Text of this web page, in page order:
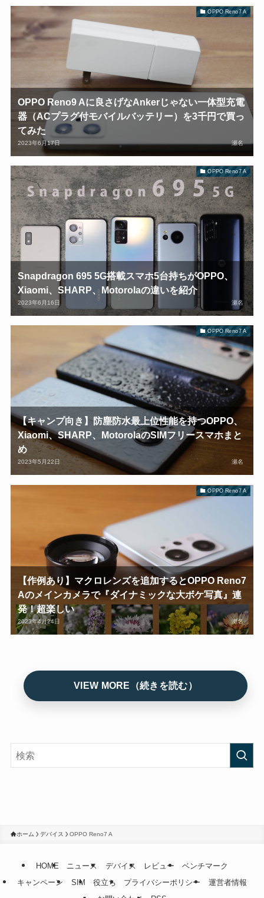
OPPO Reno7 A
OPPO Reno9 Aに良さげなAnkerじゃない一体型充電
器（ACプラグ付モバイルバッテリー）を3千円で買っ
てみた
2023年6月17日 瀬名
OPPO Reno7 A
Snapdragon 695 5G搭載スマホ5台持ちがOPPO、
Xiaomi、SHARP、Motorolaの違いを紹介
2023年6月16日 瀬名
OPPO Reno7 A
【キャンプ向き】防塵防水最上位性能を持つOPPO、
Xiaomi、SHARP、MotorolaのSIMフリースマホまと
め
2023年5月22日 瀬名
OPPO Reno7 A
【作例あり】マクロレンズを追加するとOPPO Reno7
Aのメインカメラで『ダイナミックな大ボケ写真』連
発！超楽しい
2023年4月24日 瀬名
ホーム デバイス OPPO Reno7 A
HOME ニュース デバイス レビュー
ベンチマーク
キャンペーン
SIM 役立ち プライバシーポリシー
運営者情報